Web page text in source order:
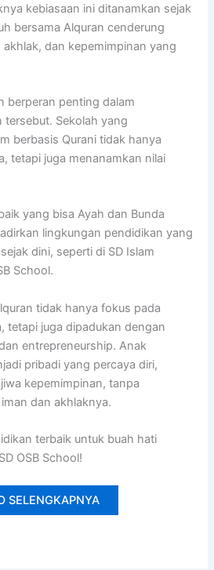
kebiasaan ini ditanamkan sejak
bersama Alquran cenderung
dan kepemimpinan yang
berperan penting dalam
Sekolah yang
berbasis Qurani tidak hanya
tetapi juga menanamkan nilai
yang bisa Ayah dan Bunda
lingkungan pendidikan yang
dini, seperti di SD Islam
School.
tidak hanya fokus pada
tetapi juga dipadukan dengan
entrepreneurship. Anak
pribadi yang percaya diri,
kepemimpinan, tanpa
dan akhlaknya.
terbaik untuk buah hati
OSB School!
SELENGKAPNYA